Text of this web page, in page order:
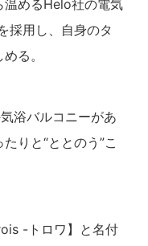
温めるHelo社の電気
採用し、自身のタ
る。
浴バルコニーがあ
りと“ととのう”こ
-トロワ】と名付